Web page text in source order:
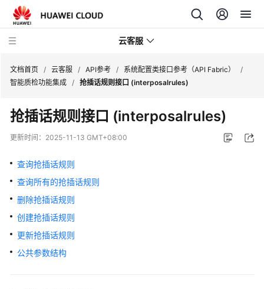
云客服
产
品
介
速
入
门
用
户
文档首页 / 云客服 / API参考 / 系统配置类接口参考（API Fabric）
/
智能质检功能集成 / 抢插话规则接口 (interposalrules)
抢插话规则接口 (interposalrules)
更新时间： 2025-11-13 GMT+08:00
查询抢插话规则
查询所有的抢插话规则
删除抢插话规则
创建抢插话规则
更新抢插话规则
公共参数结构